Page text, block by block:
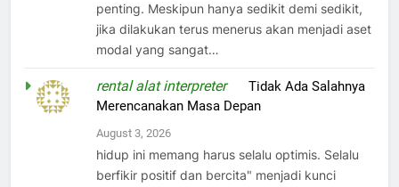
penting. Meskipun hanya sedikit demi sedikit,
jika dilakukan terus menerus akan menjadi aset
modal yang sangat…
rental alat interpreteronTidak Ada Salahnya
Merencanakan Masa Depan
August 3, 2026
hidup ini memang harus selalu optimis. Selalu
berfikir positif dan bercita" menjadi kunci